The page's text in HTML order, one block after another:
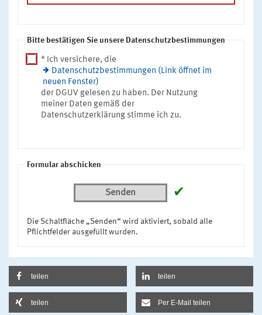
Bitte bestätigen Sie unsere Datenschutzbestimmungen
* Ich versichere, die
Datenschutzbestimmungen (Link öffnet im
neuen Fenster)
der DGUV gelesen zu haben. Der Nutzung
meiner Daten gemäß der
Datenschutzerklärung stimme ich zu.
Formular abschicken
Senden ✔
Die Schaltfläche „Senden“ wird aktiviert, sobald alle
Pflichtfelder ausgefüllt wurden.
teilen teilen
teilen Per E-Mail teilen